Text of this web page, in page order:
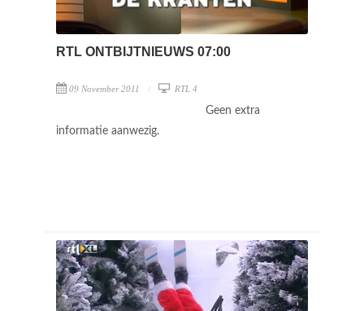
RTL ONTBIJTNIEUWS 07:00
09 November 2011 RTL 4
Geen extra
informatie aanwezig.